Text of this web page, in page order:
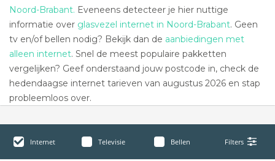
Noord-Brabant. Eveneens detecteer je hier nuttige
informatie over glasvezel internet in Noord-Brabant. Geen
tv en/of bellen nodig? Bekijk dan de aanbiedingen met
alleen internet. Snel de meest populaire pakketten
vergelijken? Geef onderstaand jouw postcode in, check de
hedendaagse internet tarieven van augustus 2026 en stap
probleemloos over.
Internet Televisie Bellen Filters